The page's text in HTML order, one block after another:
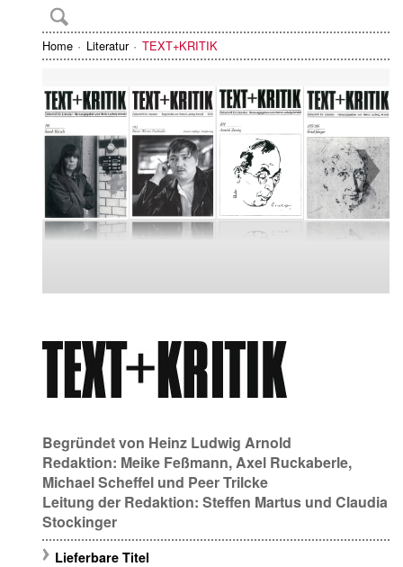
Home Literatur TEXT+KRITIK
Begründet von Heinz Ludwig Arnold
Redaktion: Meike Feßmann,Axel Ruckaberle,
Michael Scheffel und Peer Trilcke
Leitung der Redaktion: Steffen Martus und Claudia
Stockinger
Lieferbare Titel